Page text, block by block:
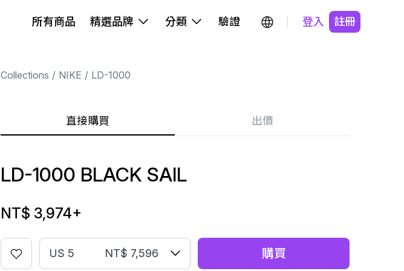
所有商品 精選品牌 分類 驗證 登入 註冊
Collections NIKE LD-1000
直接購買 出價
LD-1000 BLACK SAIL
NT$ 3,974+
US 5 NT$ 7,596 購買